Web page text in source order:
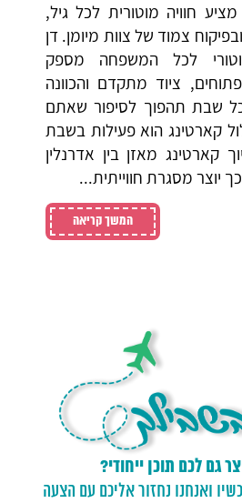
חוויה מוטורית לכל גיל,
צמוד של צוות מיומן. דן
לכל המשפחה מספק
ציוד מתקדם והכוונה
שבת תהפוך לסיפור שאתם
קארטינג הוא פעילות בשבת
קארטינג מאזן בין אדרנלין
יוצר מסגרת חווייתית...
המשך קריאה
גם לכם תוכן ייחודי?
ואנחנו נחזור אליכם עם הצעה